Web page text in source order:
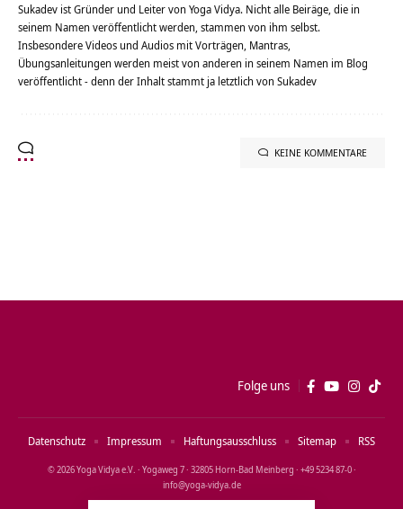
Sukadev ist Gründer und Leiter von Yoga Vidya. Nicht alle Beiräge, die in
seinem Namen veröffentlicht werden, stammen von ihm selbst.
Insbesondere Videos und Audios mit Vorträgen, Mantras,
Übungsanleitungen werden meist von anderen in seinem Namen im Blog
veröffentlicht - denn der Inhalt stammt ja letztlich von Sukadev
KEINE KOMMENTARE
Folge uns
© 2026 Yoga Vidya e.V. · Yogaweg 7 · 32805 Horn‑Bad Meinberg · +49 5234 87‑0 ·
info@yoga‑vidya.de
Datenschutz Impressum Haftungsausschluss Sitemap RSS